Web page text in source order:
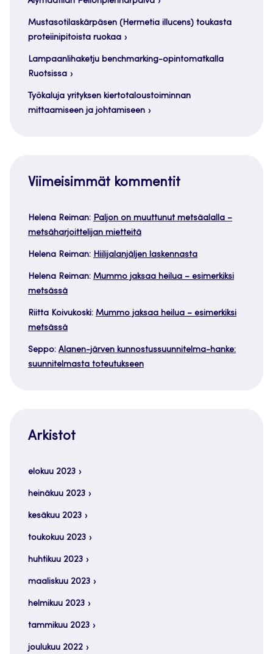
Mustasotilaskärpäsen (Hermetia illucens) toukasta
proteiinipitoista ruokaa
Lampaanlihaketju benchmarking-opintomatkalla
Ruotsissa
Työkaluja yrityksen kiertotaloustoiminnan
mittaamiseen ja johtamiseen
Viimeisimmät kommentit
Helena Reiman: Paljon on muuttunut metsäalalla –
metsäharjoittelijan mietteitä
Helena Reiman: Hiilijalanjäljen laskennasta
Helena Reiman: Mummo jaksaa heilua – esimerkiksi
metsässä
Riitta Koivukoski: Mummo jaksaa heilua – esimerkiksi
metsässä
Seppo: Alanen-järven kunnostussuunnitelma-hanke:
suunnitelmasta toteutukseen
Arkistot
elokuu 2023
heinäkuu 2023
kesäkuu 2023
toukokuu 2023
huhtikuu 2023
maaliskuu 2023
helmikuu 2023
tammikuu 2023
joulukuu 2022